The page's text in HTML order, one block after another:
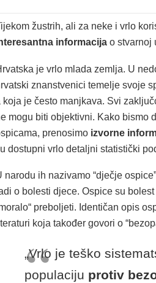
žustrih, ali za neke i vrlo
informacijao stvarnoj
je vrlo mlada zemlja. U
znanstvenici temelje svoje
koja je često manjkava. Svi
mogu biti objektivni. Kako bismo
prenosimoizvorne
dostupni vrlo detaljni statistički
narodu ih nazivamo “dječje
o bolesti djece. Ospice su
preboljeti. Identičan opis
koja također govori o
„Vrlo je teško
populaciju protiv